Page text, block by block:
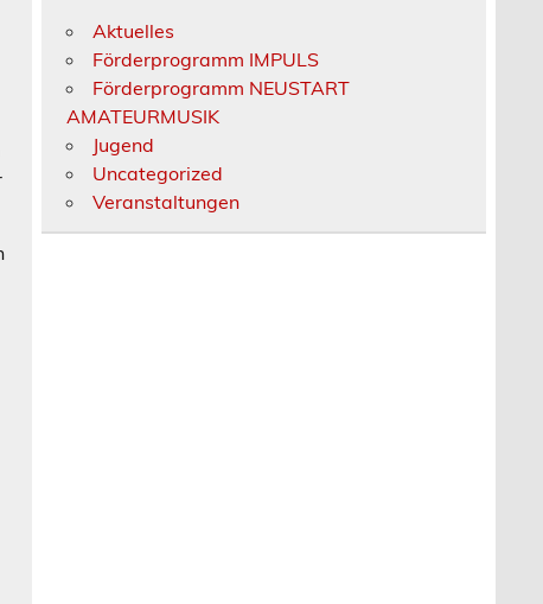
Aktuelles
Förderprogramm IMPULS
Förderprogramm NEUSTART
AMATEURMUSIK
Jugend
Uncategorized
Veranstaltungen